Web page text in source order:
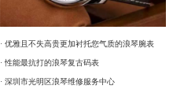
· 优雅且不失高贵更加衬托您气质的浪琴腕表
· 性能最抗打的浪琴复古码表
· 深圳市光明区浪琴维修服务中心